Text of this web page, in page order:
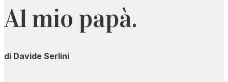
Al mio papà.
di Davide Serlini